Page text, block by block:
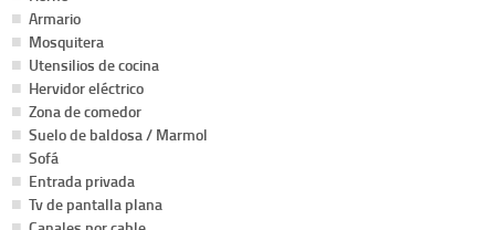
Armario
Mosquitera
Utensilios de cocina
Hervidor eléctrico
Zona de comedor
Suelo de baldosa / Marmol
Sofá
Entrada privada
Tv de pantalla plana